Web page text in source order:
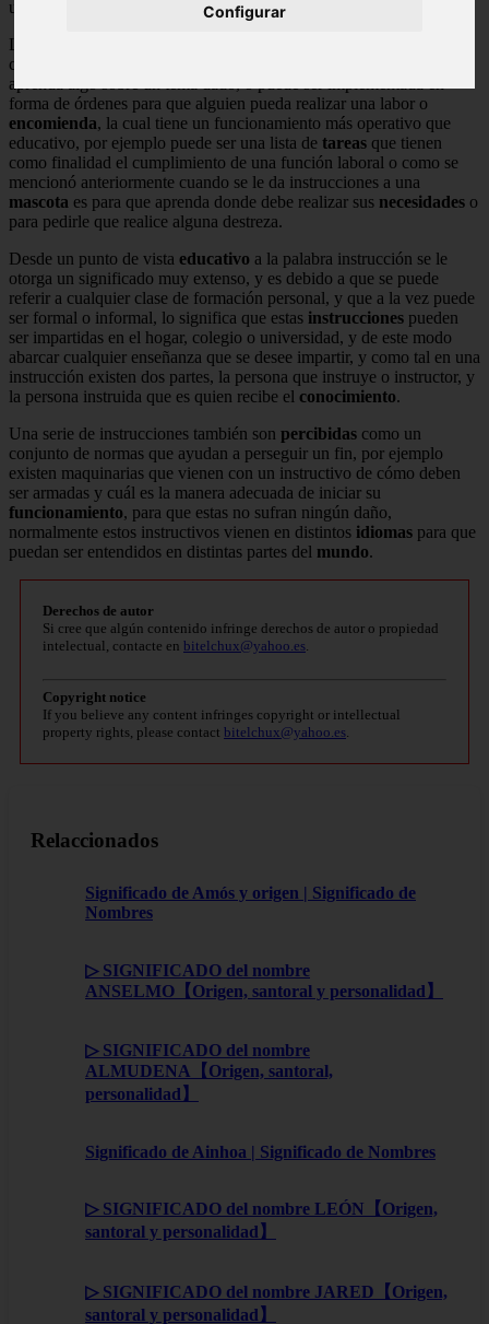
Configurar
una serie de información.
Las
cuales pueden venir en forma de enseñanza, para que alguien
aprenda algo sobre un tema dado, o puede ser implementada en
forma de órdenes para que alguien pueda realizar una labor o
encomienda, la cual tiene un funcionamiento más operativo que
educativo, por ejemplo puede ser una lista de tareas que tienen
como finalidad el cumplimiento de una función laboral o como se
mencionó anteriormente cuando se le da instrucciones a una
mascota es para que aprenda donde debe realizar sus necesidades o
para pedirle que realice alguna destreza.
Desde un punto de vista educativo a la palabra instrucción se le
otorga un significado muy extenso, y es debido a que se puede
referir a cualquier clase de formación personal, y que a la vez puede
ser formal o informal, lo significa que estas instrucciones pueden
ser impartidas en el hogar, colegio o universidad, y de este modo
abarcar cualquier enseñanza que se desee impartir, y como tal en una
instrucción existen dos partes, la persona que instruye o instructor, y
la persona instruida que es quien recibe el conocimiento.
Una serie de instrucciones también son percibidas como un
conjunto de normas que ayudan a perseguir un fin, por ejemplo
existen maquinarias que vienen con un instructivo de cómo deben
ser armadas y cuál es la manera adecuada de iniciar su
funcionamiento, para que estas no sufran ningún daño,
normalmente estos instructivos vienen en distintos idiomas para que
puedan ser entendidos en distintas partes del mundo.
Derechos de autor
Si cree que algún contenido infringe derechos de autor o propiedad
intelectual, contacte en bitelchux@yahoo.es
Copyright notice
If you believe any content infringes copyright or intellectual
property rights, please contact bitelchux@yahoo.es
Relaccionados
Significado de Amós y origen | Significado de
Nombres
▷ SIGNIFICADO del nombre
ANSELMO【Origen, santoral y personalidad】
▷ SIGNIFICADO del nombre
ALMUDENA【Origen, santoral,
personalidad】
Significado de Ainhoa | Significado de Nombres
▷ SIGNIFICADO del nombre LEÓN【Origen,
santoral y personalidad】
▷ SIGNIFICADO del nombre JARED【Origen,
santoral y personalidad】